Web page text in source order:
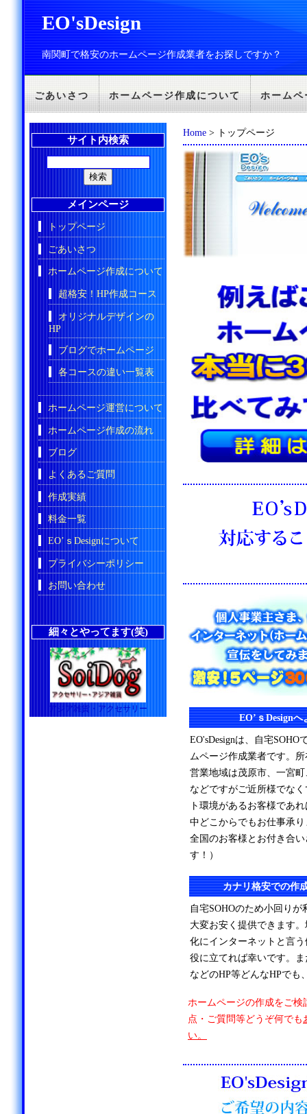
EO'sDesign
南関町で格安のホームページ作成業者をお探しですか？
ごあいさつ ホームページ作成について ホームペ
Home > トップページ
EO’ｓDesign
EO'sDesignは、自宅SOHO
ムページ作成業者です。
営業地域は茂原市、一宮
などですがご近所様でな
ト環境があるお客様であ
中どこからでもお仕事承
全国のお客様とお付き合
す！）
カナリ格安での作
自宅SOHOのため小回り
大変お安く提供できます
化にインターネットと言
役に立てれば幸いです。
などのHP等どんなHPでも
ホームページの作成をご検
点・ご質問等どうぞ何でも
い。
サイト内検索
メインページ
トップページ
ごあいさつ
ホームページ作成について
超格安！HP作成コース
オリジナルデザインの
HP
ブログでホームページ
各コースの違い一覧表
ホームページ運営について
ホームページ作成の流れ
ブログ
よくあるご質問
作成実績
料金一覧
EO’ｓDesignについて
プライバシーポリシー
お問い合わせ
細々とやってます(笑)
アジア雑貨・アクセサリー